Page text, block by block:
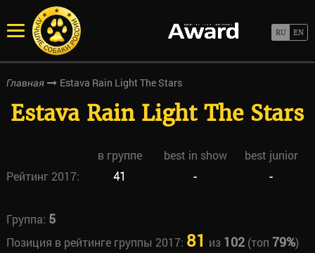
Главная Estava Rain Light The Stars
Estava Rain Light The Stars
в группе best in show
best junior
Рейтинг 2017:
41 - -
Группа: 5
Позиция в рейтинге группы 2017: 81 из 102(топ 79%)